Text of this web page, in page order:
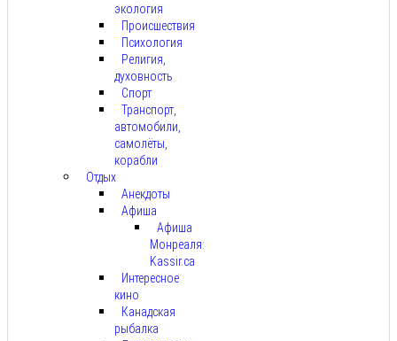
экология
Происшествия
Психология
Религия,
духовность
Спорт
Транспорт,
автомобили,
самолёты,
корабли
Отдых
Анекдоты
Афиша
Афиша
Монреаля:
Kassir.ca
Интересное
кино
Канадская
рыбалка